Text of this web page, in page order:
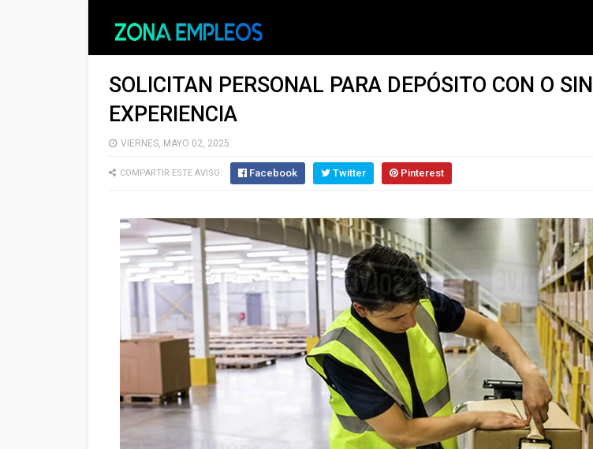
SOLICITAN PERSONAL PARA DEPÓSITO CON O SIN
EXPERIENCIA
VIERNES, MAYO 02, 2025
COMPARTIR ESTE AVISO: Facebook Twitter Pinterest